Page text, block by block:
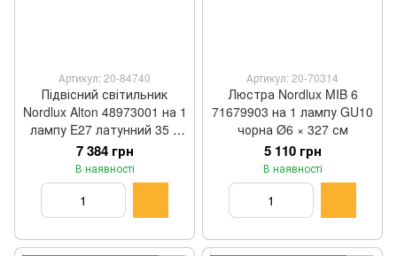
Артикул: 20-84740
Підвісний світильник
Nordlux Alton 48973001 на 1
лампу E27 латунний 35 ×
29 см
7 384 грн
В наявності
Артикул: 20-70314
Люстра Nordlux MIB 6
71679903 на 1 лампу GU10
чорна Ø6 × 327 см
5 110 грн
В наявності